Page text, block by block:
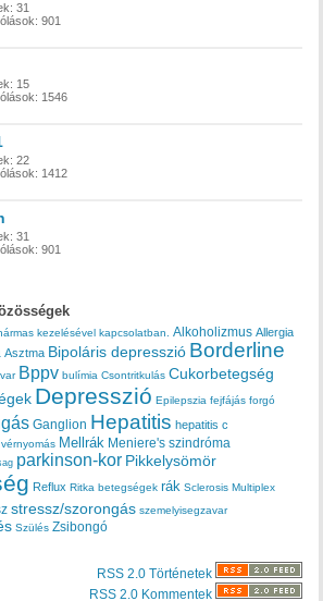
31
901
15
1546
22
1412
31
901
kezelésével kapcsolatban. Alkoholizmus Allergia
Asztma Bipoláris depresszió Borderline
Bppv bulímia Csontritkulás Cukorbetegség
Depresszió Epilepszia fejfájás forgó
Ganglion Hepatitis hepatitis c
Mellrák Meniere's szindróma
parkinson-kor Pikkelysömör
Reflux Ritka betegségek rák Sclerosis Multiplex
stressz/szorongás szemelyisegzavar
Szülés Zsibongó
RSS 2.0 Történetek
RSS 2.0 Kommentek